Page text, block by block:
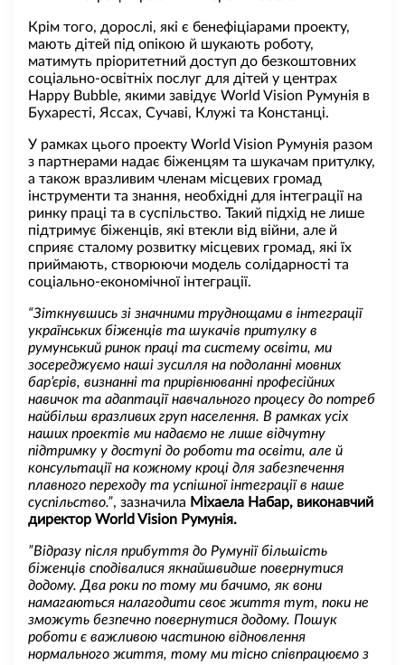
Крім того, дорослі, які є бенефіціарами проекту,
мають дітей під опікою й шукають роботу,
матимуть пріоритетний доступ до безкоштовних
соціально-освітніх послуг для дітей у центрах
Happy Bubble, якими завідує World Vision Румунія в
Бухаресті, Яссах, Сучаві, Клужі та Констанці.
У рамках цього проекту World Vision Румунія разом
з партнерами надає біженцям та шукачам притулку,
а також вразливим членам місцевих громад
інструменти та знання, необхідні для інтеграції на
ринку праці та в суспільство. Такий підхід не лише
підтримує біженців, які втекли від війни, але й
сприяє сталому розвитку місцевих громад, які їх
приймають, створюючи модель солідарності та
соціально-економічної інтеграції.
“Зіткнувшись зі значними труднощами в інтеграції
українських біженців та шукачів притулку в
румунський ринок праці та систему освіти, ми
зосереджуємо наші зусилля на подоланні мовних
бар’єрів, визнанні та прирівнюванні професійних
навичок та адаптації навчального процесу до потреб
найбільш вразливих груп населення. В рамках усіх
наших проектів ми надаємо не лише відчутну
підтримку у доступі до роботи та освіти, але й
консультації на кожному кроці для забезпечення
плавного переходу та успішної інтеграції в наше
суспільство.”, зазначила Міхаела Набар, виконавчий
директор World Vision Румунія.
”Відразу після прибуття до Румунії більшість
біженців сподівалися якнайшвидше повернутися
додому. Два роки по тому ми бачимо, як вони
намагаються налагодити своє життя тут, поки не
зможуть безпечно повернутися додому. Пошук
роботи є важливою частиною відновлення
нормального життя, тому ми тісно співпрацюємо з